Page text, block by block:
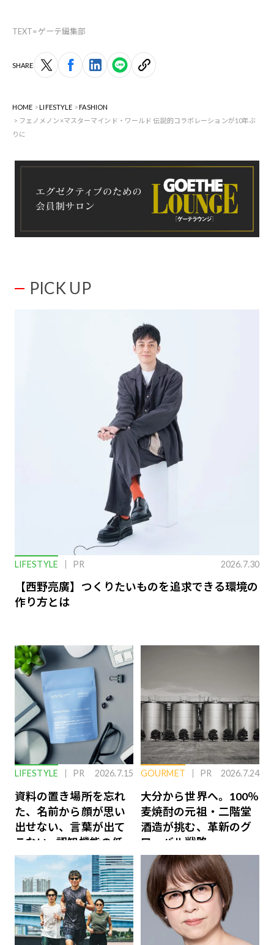
TEXT=ゲーテ編集部
SHARE
HOME LIFESTYLE
FASHION
フェノメノン×マスターマインド・ワールド 伝説的コラボレーションが10年ぶ
りに
PICK UP
LIFESTYLE PR 2026.7.30
【西野亮廣】つくりたいものを追求できる環境の
作り方とは
LIFESTYLE PR 2026.7.15
資料の置き場所を忘れ
た、名前から顔が思い
出せない、言葉が出て
こない…認知機能の低
下を救う、脳のインナ
ーケアとは
GOURMET PR 2026.7.24
大分から世界へ。100％
麦焼酎の元祖・二階堂
酒造が挑む、革新のグ
ローバル戦略